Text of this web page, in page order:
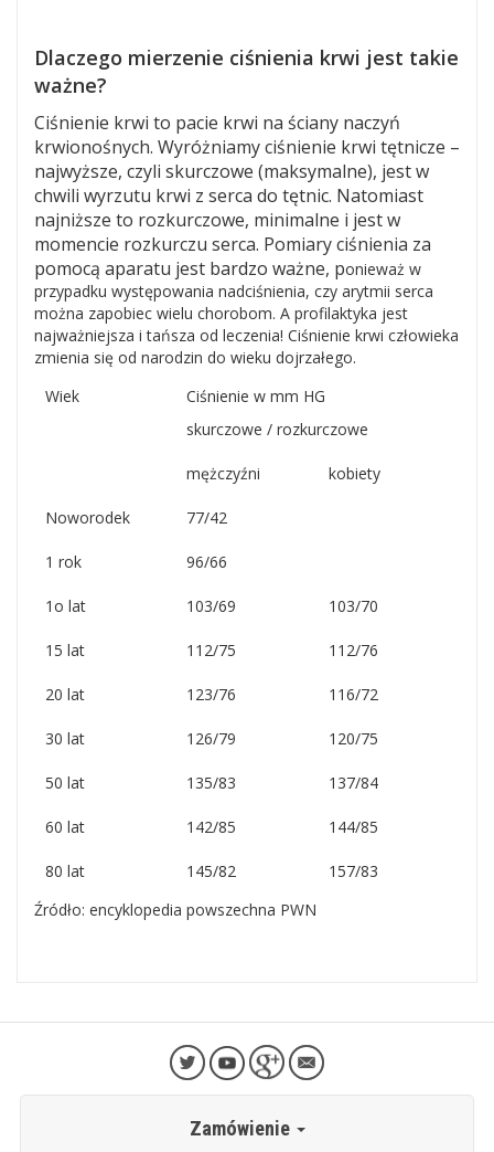
Dlaczego mierzenie ciśnienia krwi jest takie
ważne?
Ciśnienie krwi to pacie krwi na ściany naczyń
krwionośnych. Wyróżniamy ciśnienie krwi tętnicze –
najwyższe, czyli skurczowe (maksymalne), jest w
chwili wyrzutu krwi z serca do tętnic. Natomiast
najniższe to rozkurczowe, minimalne i jest w
momencie rozkurczu serca. Pomiary ciśnienia za
pomocą aparatu jest bardzo ważne, ponieważ w
przypadku występowania nadciśnienia, czy arytmii serca
można zapobiec wielu chorobom. A profilaktyka jest
najważniejsza i tańsza od leczenia! Ciśnienie krwi człowieka
zmienia się od narodzin do wieku dojrzałego.
Wiek
Ciśnienie w mm HG
skurczowe / rozkurczowe
mężczyźni kobiety
Noworodek 77/42
1 rok 96/66
1o lat 103/69 103/70
15 lat 112/75 112/76
20 lat 123/76 116/72
30 lat 126/79 120/75
50 lat 135/83 137/84
60 lat 142/85 144/85
80 lat 145/82
157/83
Źródło: encyklopedia powszechna PWN
Zamówienie